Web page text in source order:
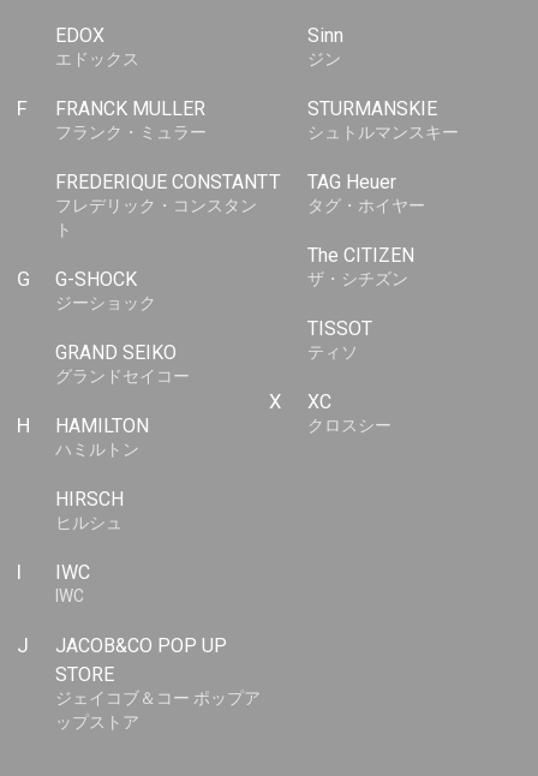
EDOX
エドックス
F FRANCK MULLER
フランク・ミュラー
FREDERIQUE CONSTANT
フレデリック・コンスタン
ト
G G-SHOCK
ジーショック
GRAND SEIKO
グランドセイコー
H HAMILTON
ハミルトン
HIRSCH
ヒルシュ
IWC
IWC
J
JACOB&CO POP UP
STORE
ジェイコブ＆コー ポップア
ップストア
Sinn
ジン
STURMANSKIE
シュトルマンスキー
T TAG Heuer
タグ・ホイヤー
The CITIZEN
ザ・シチズン
TISSOT
ティソ
X XC
クロスシー